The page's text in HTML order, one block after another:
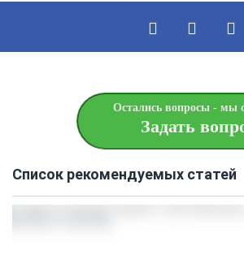
Остались вопросы - мы
Задать
Список рекомендуемых статей